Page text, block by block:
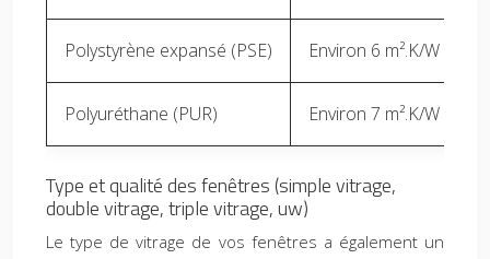
Polystyrène expansé (PSE) Environ 6 m².K/W
Polyuréthane (PUR) Environ 7 m².K/W
Type et qualité des fenêtres (simple vitrage,
double vitrage, triple vitrage, uw)
Le type de vitrage de vos fenêtres a également un